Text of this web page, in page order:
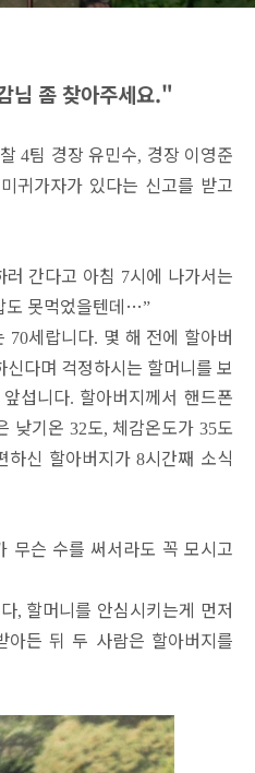
님 좀 찾아주세요."
4팀 경장 유민수, 경장 이영준
귀가자가 있다는 신고를 받고
간다고 아침 7시에 나가서는
도 못먹었을텐데…”
70세랍니다. 몇 해 전에 할아버
다며 걱정하시는 할머니를 보
섭니다. 할아버지께서 핸드폰
낮기온 32도, 체감온도가 35도
하신 할아버지가8시간째 소식
무슨 수를 써서라도 꼭 모시고
, 할머니를 안심시키는게 먼저
아든 뒤 두 사람은 할아버지를